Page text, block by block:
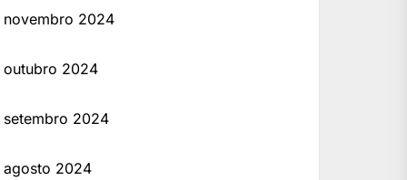
novembro 2024
outubro 2024
setembro 2024
agosto 2024